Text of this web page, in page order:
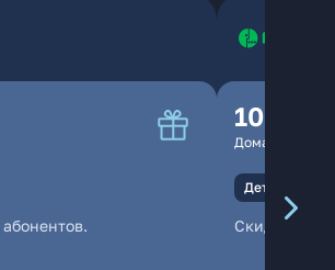
100
Домашний
Детали
Скидка